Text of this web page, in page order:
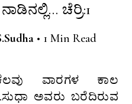
ಚೆರ್ರಿ:1
• 1 Min Read
ಅವರು ಬರೆದಿರುವ